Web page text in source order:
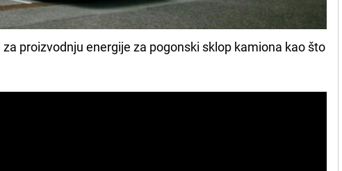
proizvodnju energije za pogonski sklop kamiona kao što